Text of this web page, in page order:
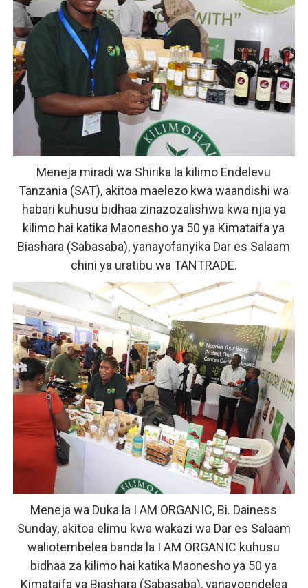
Meneja miradi wa Shirika la kilimo Endelevu
Tanzania (SAT), akitoa maelezo kwa waandishi wa
habari kuhusu bidhaa zinazozalishwa kwa njia ya
kilimo hai katika Maonesho ya 50 ya Kimataifa ya
Biashara (Sabasaba), yanayofanyika Dar es Salaam
chini ya uratibu wa TANTRADE.
Meneja wa Duka la I AM ORGANIC, Bi. Dainess
Sunday, akitoa elimu kwa wakazi wa Dar es Salaam
waliotembelea banda la I AM ORGANIC kuhusu
bidhaa za kilimo hai katika Maonesho ya 50 ya
Kimataifa ya Biashara (Sabasaba), yanayoendelea